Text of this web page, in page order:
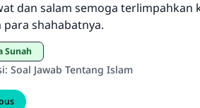
dan salam semoga
para shahabatnya.
Sunah
: Soal Jawab Tentang Islam